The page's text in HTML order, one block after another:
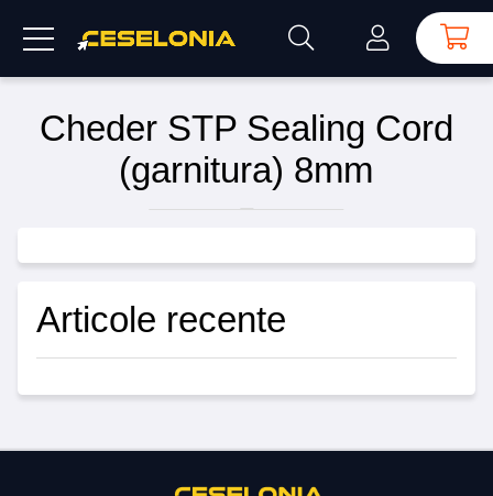
Cheder STP Sealing Cord
(garnitura) 8mm
Articole recente